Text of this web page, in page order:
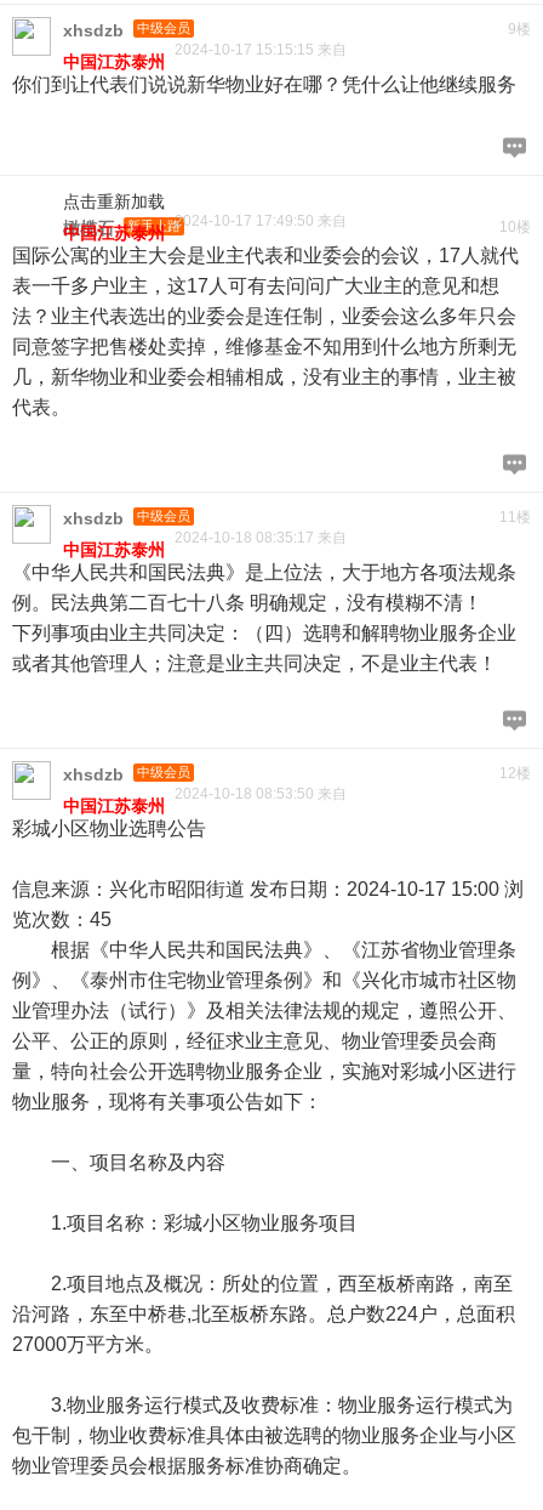
9楼
xhsdzb 中级会员
2024-10-17 15:15:15 来自
中国江苏泰州
你们到让代表们说说新华物业好在哪？凭什么让他继续服务
点击重新加载
10楼
橄榄石 新手上路2024-10-17 17:49:50 来自
中国江苏泰州
国际公寓的业主大会是业主代表和业委会的会议，17人就代
表一千多户业主，这17人可有去问问广大业主的意见和想
法？业主代表选出的业委会是连任制，业委会这么多年只会
同意签字把售楼处卖掉，维修基金不知用到什么地方所剩无
几，新华物业和业委会相辅相成，没有业主的事情，业主被
代表。
11楼
xhsdzb 中级会员
2024-10-18 08:35:17 来自
中国江苏泰州
《中华人民共和国民法典》是上位法，大于地方各项法规条
例。民法典第二百七十八条 明确规定，没有模糊不清！
下列事项由业主共同决定：（四）选聘和解聘物业服务企业
或者其他管理人；注意是业主共同决定，不是业主代表！
12楼
xhsdzb 中级会员
2024-10-18 08:53:50 来自
中国江苏泰州
彩城小区物业选聘公告
信息来源：兴化市昭阳街道 发布日期：2024-10-17 15:00 浏
览次数：45
根据《中华人民共和国民法典》、《江苏省物业管理条
例》、《泰州市住宅物业管理条例》和《兴化市城市社区物
业管理办法（试行）》及相关法律法规的规定，遵照公开、
公平、公正的原则，经征求业主意见、物业管理委员会商
量，特向社会公开选聘物业服务企业，实施对彩城小区进行
物业服务，现将有关事项公告如下：
一、项目名称及内容
1.项目名称：彩城小区物业服务项目
2.项目地点及概况：所处的位置，西至板桥南路，南至
沿河路，东至中桥巷,北至板桥东路。总户数224户，总面积
27000万平方米。
3.物业服务运行模式及收费标准：物业服务运行模式为
包干制，物业收费标准具体由被选聘的物业服务企业与小区
物业管理委员会根据服务标准协商确定。